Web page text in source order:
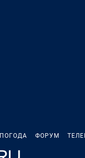
ПОГОДА ФОРУМ